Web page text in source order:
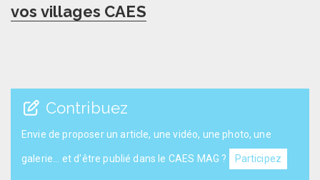
vos villages CAES
Contribuez
Envie de proposer un article, une vidéo, une photo, une
galerie... et d'être publié dans le CAES MAG ? Participez